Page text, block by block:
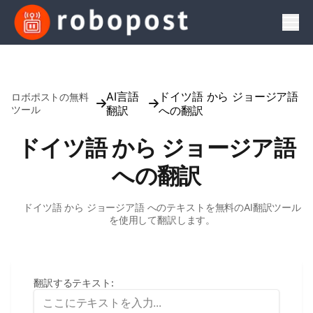
ロボポストの無料
ツール
AI言語
翻訳
ドイツ語 から ジョージア語
への翻訳
ドイツ語 から ジョージア語
への翻訳
ドイツ語 から ジョージア語 へのテキストを無料のAI翻訳ツール
を使用して翻訳します。
翻訳するテキスト :